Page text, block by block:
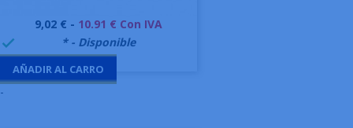
Precio
9,02 € - 10.91 € Con IVA
 * - Disponible
AÑADIR AL CARRO
-